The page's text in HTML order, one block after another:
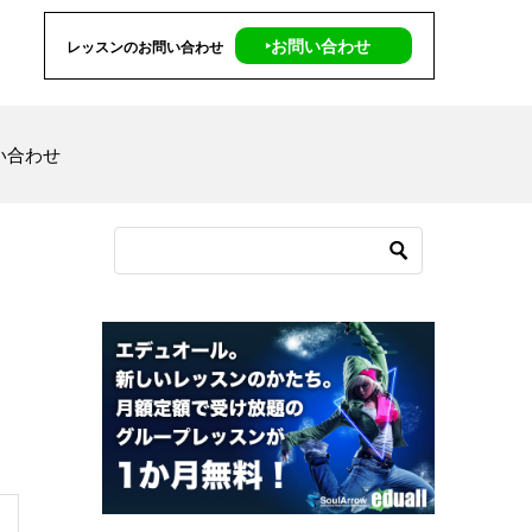
レッスンのお問い合わせ ‣お問い合わせ
合わせ